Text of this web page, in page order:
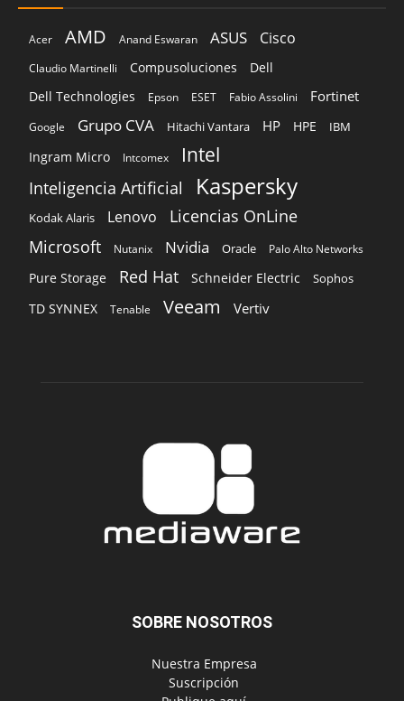
Acer AMD Anand Eswaran ASUS Cisco
Claudio Martinelli Compusoluciones
Dell
Dell Technologies
Epson ESET Fabio Assolini Fortinet
Google Grupo CVA Hitachi Vantara HP HPE IBM
Ingram Micro Intcomex Intel
Inteligencia Artificial Kaspersky
Kodak Alaris Lenovo Licencias OnLine
Microsoft Nutanix Nvidia Oracle Palo Alto Networks
Pure Storage Red Hat Schneider Electric Sophos
TD SYNNEX Tenable Veeam Vertiv
SOBRE NOSOTROS
‎ Nuestra Empresa
‎ Suscripción